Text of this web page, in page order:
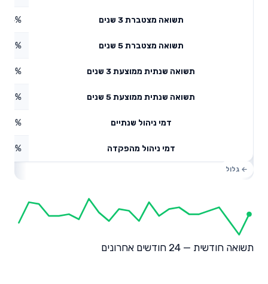
תשואה מצטברת 3 שנים
תשואה מצטברת 5 שנים
תשואה שנתית ממוצעת 3 שנים
תשואה שנתית ממוצעת 5 שנים 2.9%
דמי ניהול שנתיים
דמי ניהול מהפקדה 0%
תשואה חודשית — 24 חודשים אחרונים